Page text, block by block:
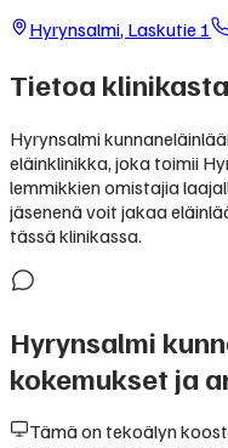
Hyrynsalmi, Laskutie 1
Tietoa klinikasta
Hyrynsalmi
eläinklinikka, joka toimii
lemmikkien omistajia
jäsenenä voit jakaa
tässä klinikassa.
Hyrynsalmi
kokemukset ja
Tämä on tekoälyn